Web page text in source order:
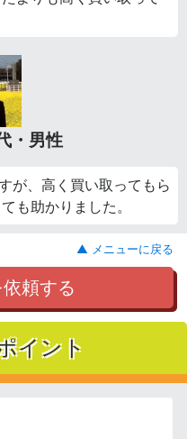
・男性
が、高く買い取ってもら
も助かりました。
▲ メニューに戻る
頼する
イント